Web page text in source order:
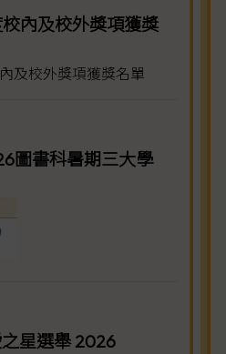
內及校外獎項獲獎
及校外獎項獲獎名單
圖書科暑期三大學
星選舉 2026